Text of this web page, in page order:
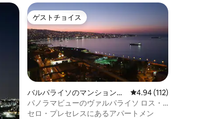
ゲストチョイス
ゲストチョイス
バルパライソのマンション・
アパート
レビュー112件、5つ
4.94 (112)
パノラマビューのヴァルパライソ ロス・
プラセレス 206 デパルトメント 1502
セロ・プレセレスにあるアパートメン